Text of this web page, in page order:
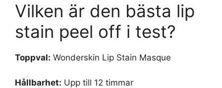
Vilken är den bästa lip
stain peel off i test?
Toppval: Wonderskin Lip Stain Masque
Hållbarhet: Upp till 12 timmar